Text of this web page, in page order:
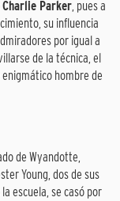
Charlie Parker, pues a
su influencia
por igual a
de la técnica, el
hombre de
de Wyandotte,
Young, dos de sus
escuela, se casó por